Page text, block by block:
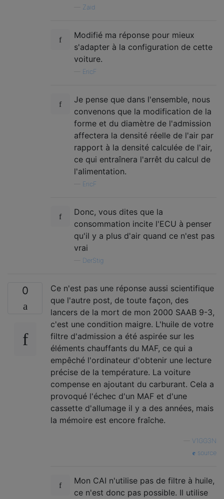
Zaid
Modifié ma réponse pour mieux
s'adapter à la configuration de cette
voiture.
EricF
Je pense que dans l'ensemble, nous
convenons que la modification de la
forme et du diamètre de l'admission
affectera la densité réelle de l'air par
rapport à la densité calculée de l'air,
ce qui entraînera l'arrêt du calcul de
l'alimentation.
EricF
Donc, vous dites que la
consommation incite l'ECU à penser
qu'il y a plus d'air quand ce n'est pas
vrai
DerStig
0
Ce n'est pas une réponse aussi scientifique
que l'autre post, de toute façon, des
lancers de la mort de mon 2000 SAAB 9-3,
c'est une condition maigre. L'huile de votre
filtre d'admission a été aspirée sur les
éléments chauffants du MAF, ce qui a
empêché l'ordinateur d'obtenir une lecture
précise de la température. La voiture
compense en ajoutant du carburant. Cela a
provoqué l'échec d'un MAF et d'une
cassette d'allumage il y a des années, mais
la mémoire est encore fraîche.
V1GG3N
source
Mon CAI n'utilise pas de filtre à huile,
ce n'est donc pas possible. Il utilise